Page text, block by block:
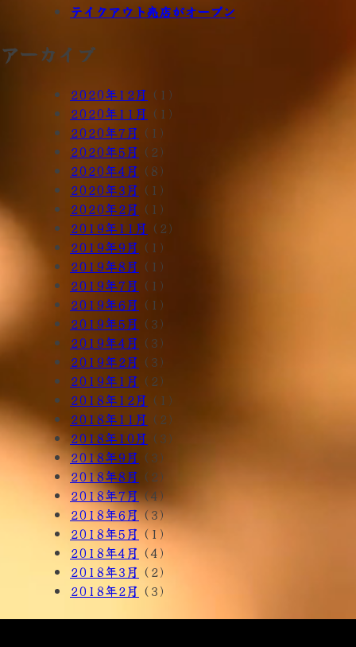
ョ
テイクアウト売店がオープン
アーカイブ
2020年12月 (1)
2020年11月 (1)
2020年7月 (1)
2020年5月 (2)
2020年4月 (8)
2020年3月 (1)
2020年2月 (1)
2019年11月 (2)
2019年9月 (1)
2019年8月 (1)
2019年7月 (1)
2019年6月 (1)
2019年5月 (3)
2019年4月 (3)
2019年2月 (3)
2019年1月 (2)
2018年12月 (1)
2018年11月 (2)
2018年10月 (3)
2018年9月 (3)
2018年8月 (2)
2018年7月(4)
2018年6月(3)
2018年5月 (1)
2018年4月 (4)
2018年3月 (2)
2018年2月 (3)